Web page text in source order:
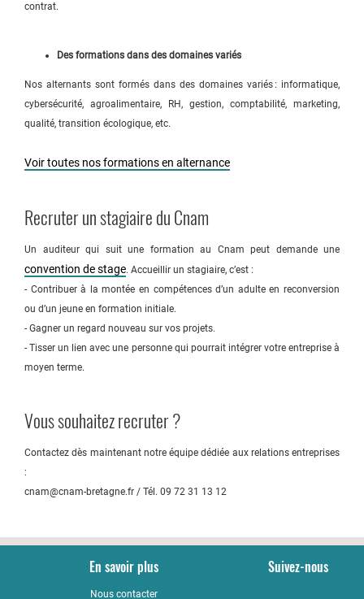
contrat.
Des formations dans des domaines variés
Nos alternants sont formés dans des domaines variés : informatique,
cybersécurité, agroalimentaire, RH, gestion, comptabilité, marketing,
qualité, transition écologique, etc.
Voir toutes nos formations en alternance
Recruter un stagiaire du Cnam
Un auditeur qui suit une formation au Cnam peut demande une
convention de stage. Accueillir un stagiaire, c’est :
- Contribuer à la montée en compétences d’un adulte en reconversion
ou d’un jeune en formation initiale.
- Gagner un regard nouveau sur vos projets.
- Tisser un lien avec une personne qui pourrait intégrer votre entreprise à
moyen terme.
Vous souhaitez recruter ?
Contactez dès maintenant notre équipe dédiée aux relations entreprises
:
cnam@cnam-bretagne.fr / Tél. 09 72 31 13 12
En savoir plus
Nous contacter
Suivez-nous